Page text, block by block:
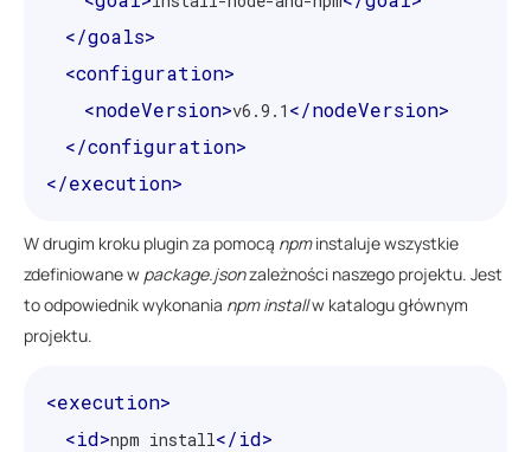
</goals>
<configuration>
<nodeVersion>v6.9.1 </nodeVersion>
</configuration>
</execution>
W drugim kroku plugin za pomocą npminstaluje wszystkie
zdefiniowane w package.jsonzależności naszego projektu. Jest
to odpowiednik wykonania npm installw katalogu głównym
projektu.
<execution>
<id>npm install</id>